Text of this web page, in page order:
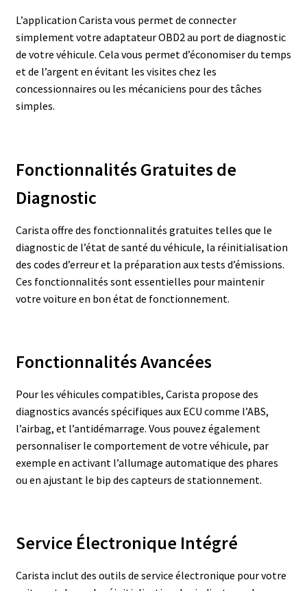
L’application Carista vous permet de connecter
simplement votre adaptateur OBD2 au port de diagnostic
de votre véhicule. Cela vous permet d’économiser du temps
et de l’argent en évitant les visites chez les
concessionnaires ou les mécaniciens pour des tâches
simples.
Fonctionnalités Gratuites de
Diagnostic
Carista offre des fonctionnalités gratuites telles que le
diagnostic de l’état de santé du véhicule, la réinitialisation
des codes d’erreur et la préparation aux tests d’émissions.
Ces fonctionnalités sont essentielles pour maintenir
votre voiture en bon état de fonctionnement.
Fonctionnalités Avancées
Pour les véhicules compatibles, Carista propose des
diagnostics avancés spécifiques aux ECU comme l’ABS,
l’airbag, et l’antidémarrage. Vous pouvez également
personnaliser le comportement de votre véhicule, par
exemple en activant l’allumage automatique des phares
ou en ajustant le bip des capteurs de stationnement.
Service Électronique Intégré
Carista inclut des outils de service électronique pour votre